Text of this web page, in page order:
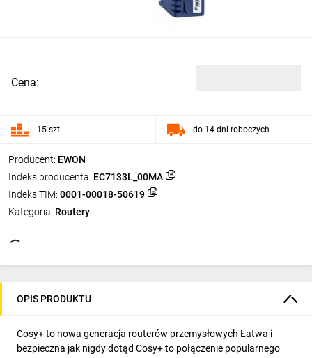
Producent: EWON
Indeks producenta: EC7133L_00MA
Indeks TIM: 0001-00018-50619
Kategoria: Routery
Cena:
15 szt. do 14 dni roboczych
OPIS PRODUKTU
Cosy+ to nowa generacja routerów przemysłowych Łatwa i
bezpieczna jak nigdy dotąd Cosy+ to połączenie popularnego